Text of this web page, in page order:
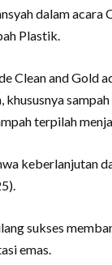
dalam acara
Plastik.
Clean and Gold
terpilah
keberlanjutan
sukses
emas.